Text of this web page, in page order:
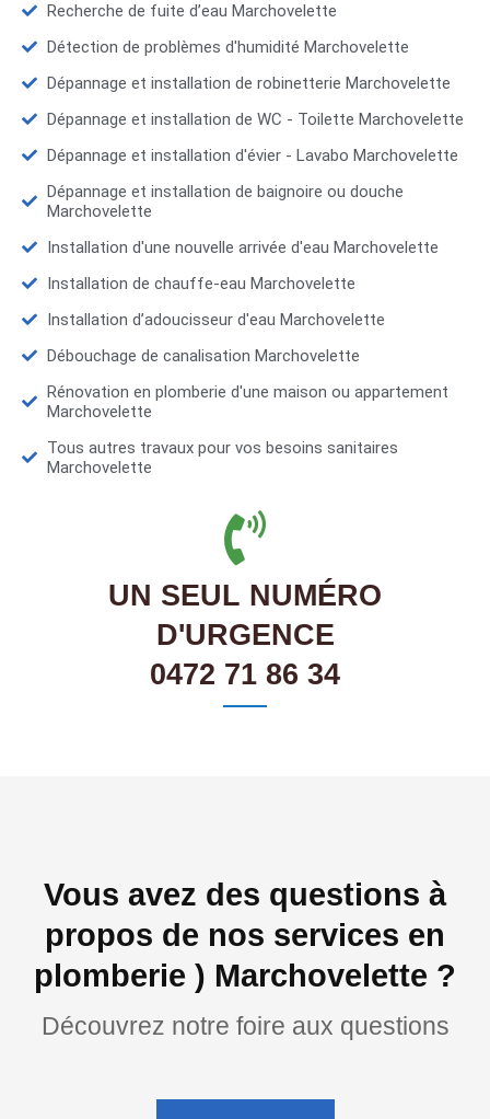
Recherche de fuite d’eau Marchovelette
Détection de problèmes d'humidité Marchovelette
Dépannage et installation de robinetterie Marchovelette
Dépannage et installation de WC - Toilette Marchovelette
Dépannage et installation d'évier - Lavabo Marchovelette
Dépannage et installation de baignoire ou douche
Marchovelette
Installation d'une nouvelle arrivée d'eau Marchovelette
Installation de chauffe-eau Marchovelette
Installation d’adoucisseur d'eau Marchovelette
Débouchage de canalisation Marchovelette
Rénovation en plomberie d'une maison ou appartement
Marchovelette
Tous autres travaux pour vos besoins sanitaires
Marchovelette
UN SEUL NUMÉRO
D'URGENCE
0472 71 86 34
Vous avez des questions à
propos de nos services en
plomberie ) Marchovelette ?
Découvrez notre foire aux questions